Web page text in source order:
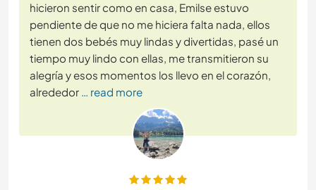
hicieron sentir como en casa, Emilse estuvo
pendiente de que no me hiciera falta nada, ellos
tienen dos bebés muy lindas y divertidas, pasé un
tiempo muy lindo con ellas, me transmitieron su
alegría y esos momentos los llevo en el corazón,
alrededor … read more